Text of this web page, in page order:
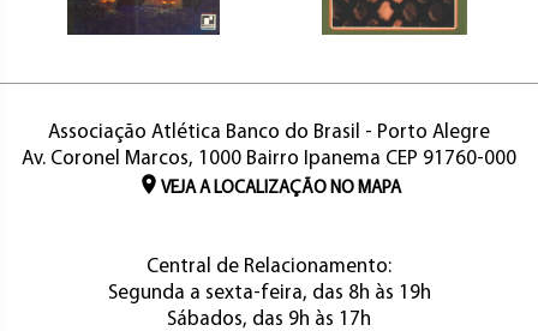
Associação Atlética Banco do Brasil - Porto Alegre
Av. Coronel Marcos, 1000 Bairro Ipanema CEP 91760-000
VEJA A LOCALIZAÇÃO NO MAPA
Central de Relacionamento:
Segunda a sexta-feira, das 8h às 19h
Sábados, das 9h às 17h